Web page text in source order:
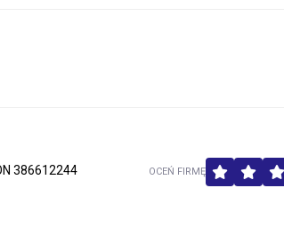
386612244 OCEŃ FIRMĘ